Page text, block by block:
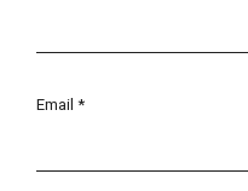
Email *